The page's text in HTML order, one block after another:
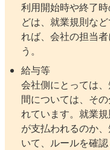
利用開始時や終了
どは、就業規則な
れば、会社の担当
う。
給与等
会社側にとっては
間については、そ
れています。就業
が支払われるのか
いて、ルールを確認